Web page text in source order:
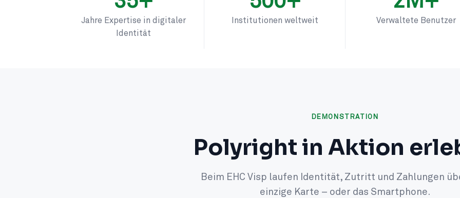
Jahre Expertise in digitaler
Identität
Institutionen weltweit Verwaltete Benutzer
DEMONSTRATION
Polyright in Aktion
Beim EHC Visp laufen Identität, Zutritt und Zahlungen
einzige Karte – oder das Smartphone.